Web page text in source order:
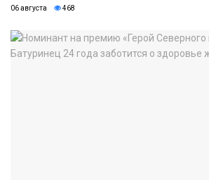
06 августа 468